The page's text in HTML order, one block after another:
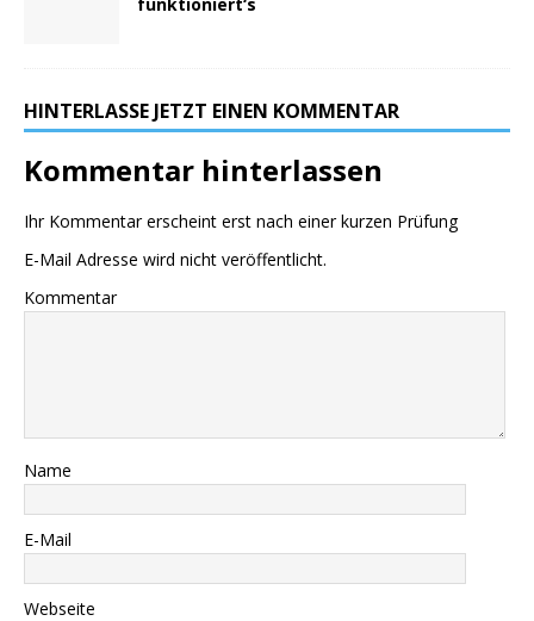
HINTERLASSE JETZT EINEN KOMMENTAR
Kommentar hinterlassen
Ihr Kommentar erscheint erst nach einer kurzen Prüfung
E-Mail Adresse wird nicht veröffentlicht.
Kommentar
Name
E-Mail
Webseite